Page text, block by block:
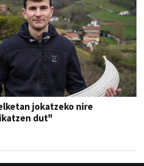
jokatzeko nire
dut"